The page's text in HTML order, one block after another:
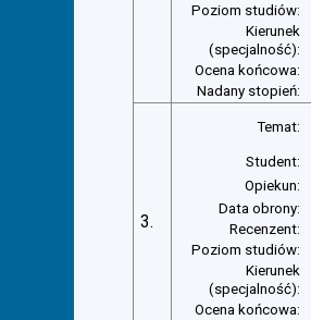
Poziom studiów:
Kierunek
(specjalność):
Ocena końcowa:
Nadany stopień:
3.
Temat:
Student:
Opiekun:
Data obrony:
Recenzent:
Poziom studiów:
Kierunek
(specjalność):
Ocena końcowa: